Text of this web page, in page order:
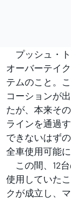
プッシュ・
オーバーテイ
テムのこと。
コーションが
たが、本来そ
ラインを通過
できないはず
全車使用可能
この間、12
使用していた
クが成立し、